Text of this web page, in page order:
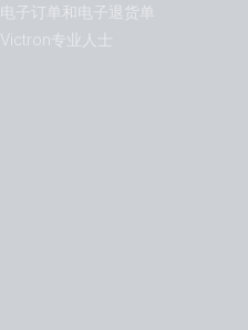
电子订单和电子退货单
Victron专业人士